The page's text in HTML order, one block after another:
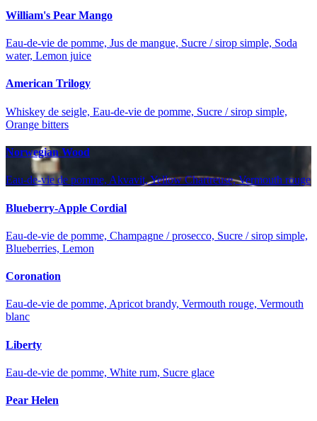
William's Pear Mango
Eau-de-vie de pomme, Jus de mangue, Sucre / sirop simple, Soda
water, Lemon juice
American Trilogy
Whiskey de seigle, Eau-de-vie de pomme, Sucre / sirop simple,
Orange bitters
Norwegian Wood
Eau-de-vie de pomme, Akvavit, Yellow Chartreuse, Vermouth rouge
Blueberry-Apple Cordial
Eau-de-vie de pomme, Champagne / prosecco, Sucre / sirop simple,
Blueberries, Lemon
Coronation
Eau-de-vie de pomme, Apricot brandy, Vermouth rouge, Vermouth
blanc
Liberty
Eau-de-vie de pomme, White rum, Sucre glace
Pear Helen